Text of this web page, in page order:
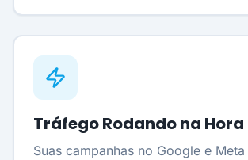
Tráfego Rodando na Hora
Suas campanhas no Google e